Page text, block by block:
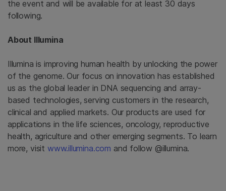
the event and will be available for at least 30 days
following.
About Illumina
Illumina is improving human health by unlocking the power
of the genome. Our focus on innovation has established
us as the global leader in DNA sequencing and array-
based technologies, serving customers in the research,
clinical and applied markets. Our products are used for
applications in the life sciences, oncology, reproductive
health, agriculture and other emerging segments. To learn
more, visit www.illumina.com and follow @illumina.